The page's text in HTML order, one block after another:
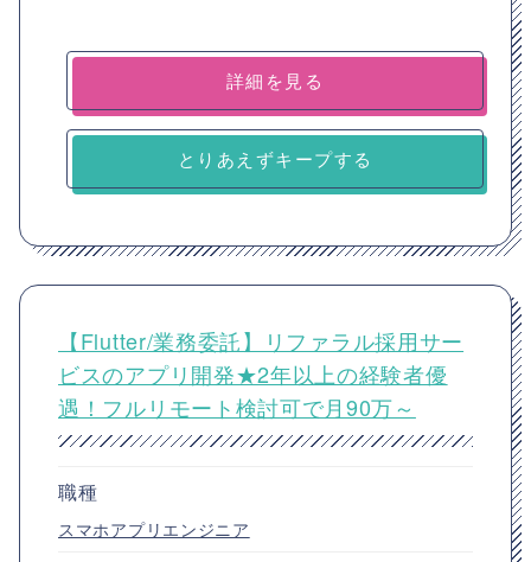
詳細を見る
とりあえずキープする
【Flutter/業務委託】リファラル採用サー
ビスのアプリ開発★2年以上の経験者優
遇！フルリモート検討可で月90万～
職種
スマホアプリエンジニア